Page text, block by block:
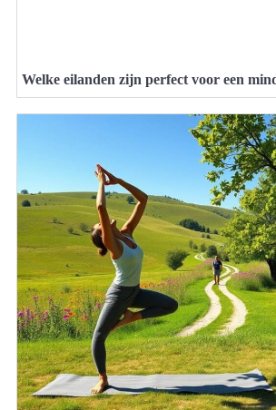
Welke eilanden zijn perfect voor een